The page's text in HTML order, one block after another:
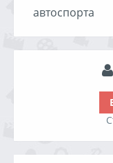
автоспорта